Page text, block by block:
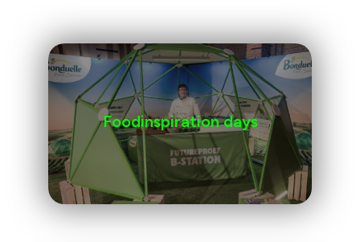
Foodinspiration days